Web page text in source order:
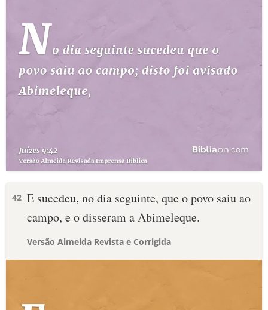
42 E sucedeu, no dia seguinte, que o povo saiu ao
campo, e o disseram a Abimeleque.
Versão Almeida Revista e Corrigida